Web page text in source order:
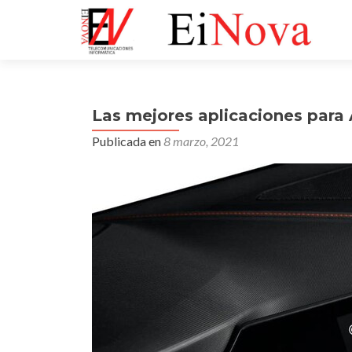
Las mejores aplicaciones para
Publicada en8 marzo, 2021